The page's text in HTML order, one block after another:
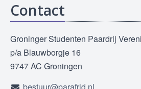
Contact
Groninger Studenten Paardrij
p/a Blauwborgje 16
9747 AC Groningen
bestuur@parafrid.nl